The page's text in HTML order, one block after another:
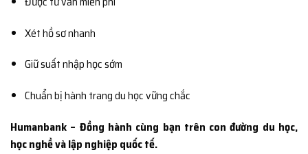
Xét hồ sơ nhanh
Giữ suất nhập học sớm
Chuẩn bị hành trang du học vững chắc
Humanbank – Đồng hành cùng bạn trên con đường du học,
học nghề và lập nghiệp quốc tế.